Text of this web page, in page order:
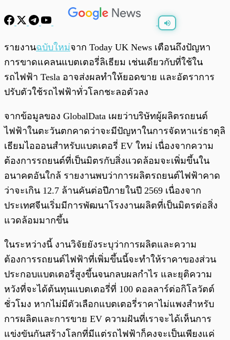
พร้อมเล่น 0:00 /
รายงานฉบับใหม่จาก Today UK News เตือนถึงปัญหา
การขาดแคลนแบตเตอรี่ลิเธียม เช่นเดียวกับที่ใช้ใน
รถไฟฟ้า Tesla อาจส่งผลทำให้ยอดขาย และอัตราการ
ปรับตัวใช้รถไฟฟ้าทั่วโลกชะลอตัวลง
จากข้อมูลของ GlobalData เผยว่าบริษัทผู้ผลิตรถยนต์
ไฟฟ้าในตะวันตกคาดว่าจะมีปัญหาในการจัดหาแร่ธาตุลิ
เธียมไอออนสำหรับแบตเตอรี่ EV ใหม่ เนื่องจากความ
ต้องการรถยนต์ที่เป็นมิตรกับสิ่งแวดล้อมจะเพิ่มขึ้นใน
อนาคตอันใกล้ รายงานพบว่าการผลิตรถยนต์ไฟฟ้าคาด
ว่าจะเกิน 12.7 ล้านคันต่อปีภายในปี 2569 เนื่องจาก
ประเทศจีนเริ่มมีการพัฒนาโรงงานผลิตที่เป็นมิตรต่อสิ่ง
แวดล้อมมากขึ้น
ในระหว่างนี้ งานวิจัยยังระบุว่าการผลิตและความ
ต้องการรถยนต์ไฟฟ้าที่เพิ่มขึ้นนี้จะทำให้ราคาของส่วน
ประกอบแบตเตอรี่สูงขึ้นจนกลบผลกำไร และยุติความ
หวังที่จะได้ต้นทุนแบตเตอรี่ที่ 100 ดอลลาร์ต่อกิโลวัตต์
ชั่วโมง หากไม่มีตัวเลือกแบตเตอรี่ราคาไม่แพงสำหรับ
การผลิตและการขาย EV ความฝันที่เราจะได้เห็นการ
แข่งขันกันสร้างโลกที่มีแต่รถไฟฟ้าก็คงจะเป็นเพียงแค่